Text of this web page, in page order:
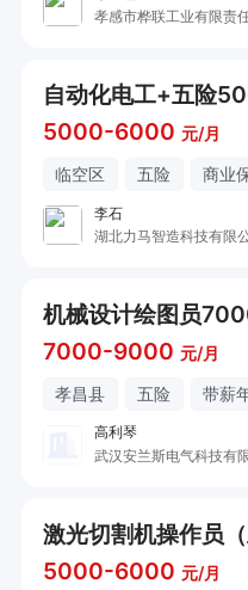
孝感市桦联工业有限责
自动化电工+五险
5000-6000 元/月
临空区 五险 商业
李石
湖北力马智造科技有限
机械设计绘图员
7000-9000 元/月
孝昌县 五险 带薪
高利琴
武汉安兰斯电气科技有
激光切割机操作员
5000-6000 元/月